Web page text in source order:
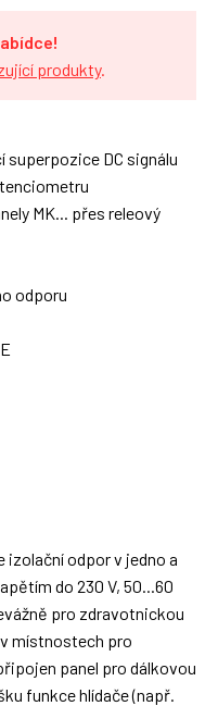
produkty.
DC signálu
MK... přes releový
odporu
izolační odpor v jedno a
do 230 V, 50...60
pro zdravotnickou
místnostech pro
panel pro dálkovou
funkce hlídače (např.